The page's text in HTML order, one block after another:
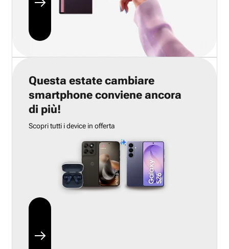
Questa estate cambiare
smartphone conviene ancora
di più!
Scopri tutti i device in offerta